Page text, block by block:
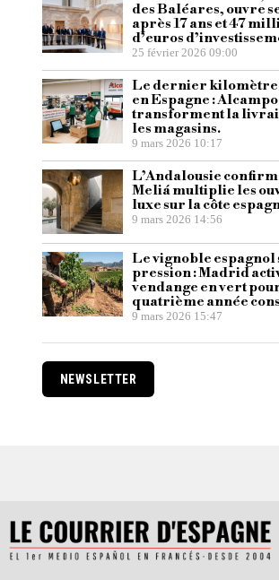
des Baléares, ouvre
après 17 ans et 47
d’euros
25 février 2026 09:00
Le dernier kilomètre
en Espagne :
transforment la
les magasins.
9 mars 2026 10:17
L’Andalousie
Meliá multiplie les
luxe sur la côte
9 mars 2026 14:56
Le vignoble espagnol
pression : Madrid
vendange en vert
quatrième année
9 mars 2026 15:47
NEWSLETTER